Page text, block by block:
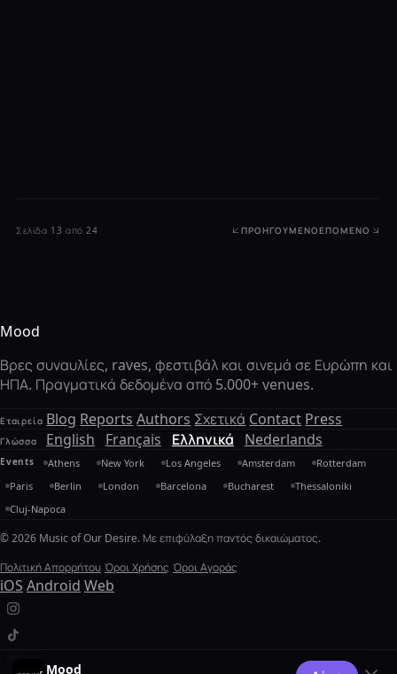
Σελίδα 13 από 24 ΠΡΟΗΓΟΎΜΕΝΟΕΠΌΜΕΝΟ
Mood
Βρες συναυλίες, raves, φεστιβάλ και σινεμά σε Ευρώπη και
ΗΠΑ. Πραγματικά δεδομένα από 5.000+ venues.
Εταιρεία Blog Reports Authors Σχετικά Contact Press
Γλώσσα English Français Ελληνικά Nederlands
Events Athens New York Los Angeles Amsterdam
Rotterdam
Paris
Berlin London Barcelona Bucharest
Thessaloniki
Cluj-Napoca
© 2026 Music of Our Desire. Με επιφύλαξη παντός δικαιώματος.
Πολιτική Απορρήτου Όροι Χρήσης Όροι Αγοράς
iOS Android Web
Mood